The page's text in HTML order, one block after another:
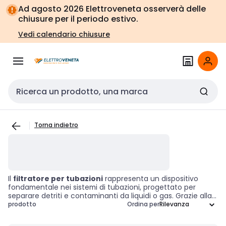
Vai alla
navigazione
Vai
alla
pagina
Ad agosto 2026 Elettroveneta osserverà delle
chiusure per il periodo estivo.
Vedi calendario chiusure
Cerca input
Torna indietro
Il filtratore per tubazioni rappresenta un dispositivo
fondamentale nei sistemi di tubazioni, progettato per
separare detriti e contaminanti da liquidi o gas. Grazie alla
sua funzionalità, questo strumento garantisce un
prodotto Ordina per